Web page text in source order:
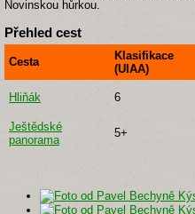
Novinskou hůrkou.
Přehled cest
Cesta
Klasifikace
(UIAA)
Hliňák 6
Ještědské
panorama
5+